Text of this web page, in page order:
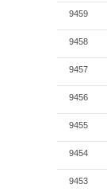
9459
9458
9457
9456
9455
9454
9453